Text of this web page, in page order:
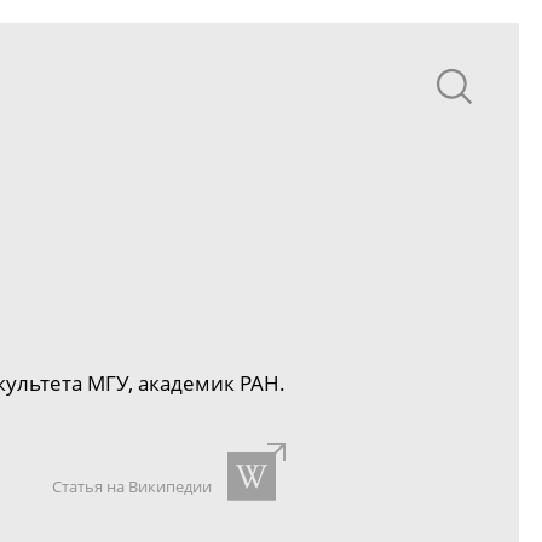
МГУ, академик РАН.
Статья на Википедии